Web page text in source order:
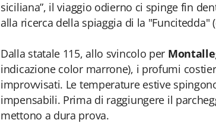
siciliana”, il viaggio odierno ci spinge fin
alla ricerca della spiaggia di la "Funcitedda"
Dalla statale 115, allo svincolo per
indicazione color marrone), i profumi
improvvisati. Le temperature estive
impensabili. Prima di raggiungere il
mettono a dura prova.